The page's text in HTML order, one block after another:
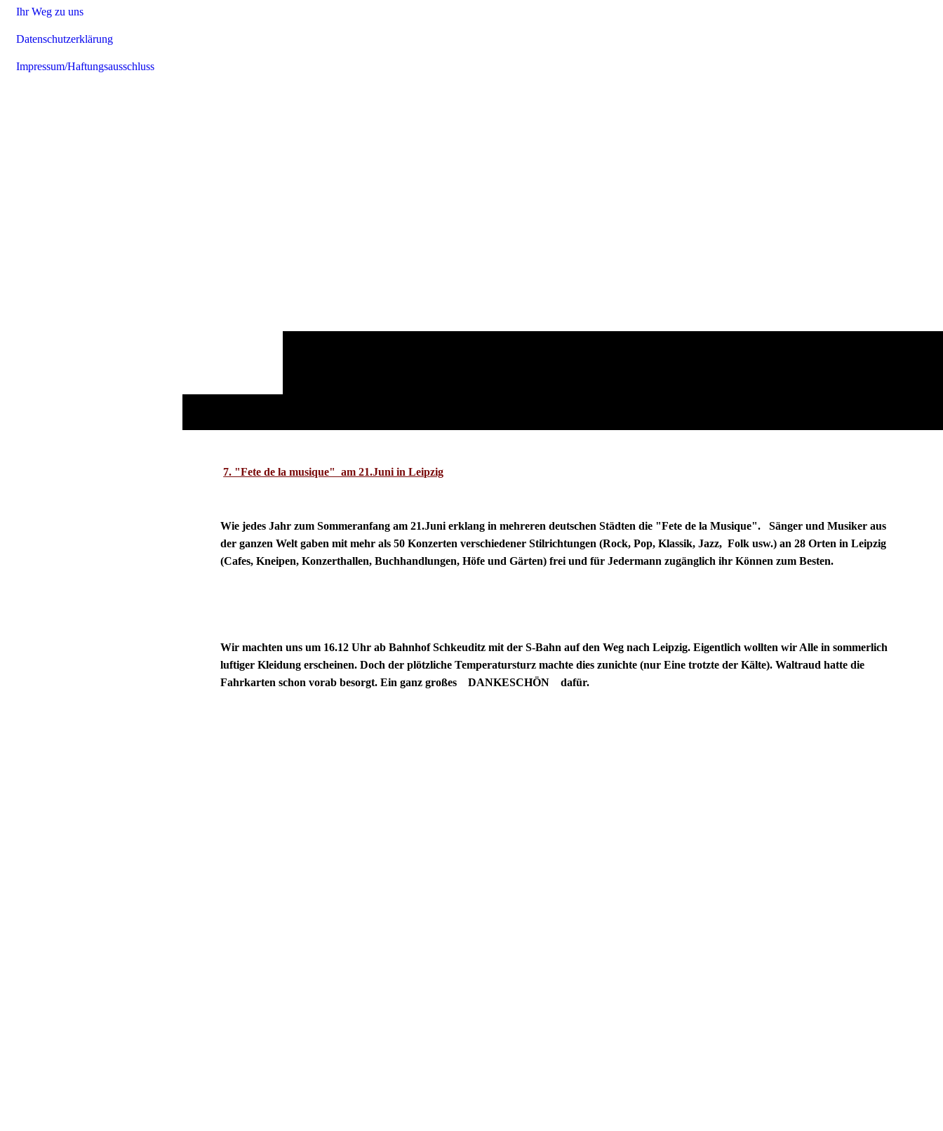
7. "Fete de la musique" am 21.Juni in Leipzig
Wie jedes Jahr zum Sommeranfang am 21.Juni erklang in mehreren deutschen Städten die "Fete de la Musique". Sänger und Musiker aus
der ganzen Welt gaben mit mehr als 50 Konzerten verschiedener Stilrichtungen (Rock, Pop, Klassik, Jazz, Folk usw.) an 28 Orten in Leipzig
(Cafes, Kneipen, Konzerthallen, Buchhandlungen, Höfe und Gärten) frei und für Jedermann zugänglich ihr Können zum Besten.
Wir machten uns um 16.12 Uhr ab Bahnhof Schkeuditz mit der S-Bahn auf den Weg nach Leipzig. Eigentlich wollten wir Alle in sommerlich
luftiger Kleidung erscheinen. Doch der plötzliche Temperatursturz machte dies zunichte (nur Eine trotzte der Kälte). Waltraud hatte die
Fahrkarten schon vorab besorgt. Ein ganz großes DANKESCHÖN
dafür.
Ihr Weg zu uns
Datenschutzerklärung
Impressum/Haftungsausschluss